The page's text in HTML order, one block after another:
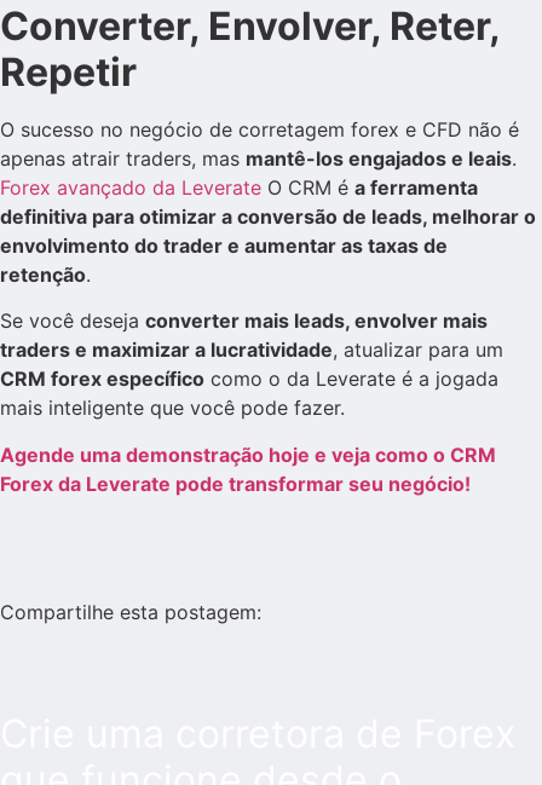
Converter, Envolver, Reter,
Repetir
O sucesso no negócio de corretagem forex e CFD não é
apenas atrair traders, mas mantê-los engajados e leais.
Forex avançado da Leverate O CRM é a ferramenta
definitiva para otimizar a conversão de leads, melhorar o
envolvimento do trader e aumentar as taxas de
retenção.
Se você deseja converter mais leads, envolver mais
traders e maximizar a lucratividade, atualizar para um
CRM forex específico como o da Leverate é a jogada
mais inteligente que você pode fazer.
Agende uma demonstração hoje e veja como o CRM
Forex da Leverate pode transformar seu negócio!
Compartilhe esta postagem: